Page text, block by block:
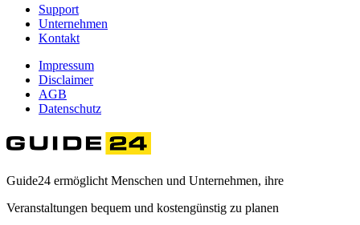
Support
Unternehmen
Kontakt
Impressum
Disclaimer
AGB
Datenschutz
Guide24 ermöglicht Menschen und Unternehmen, ihre
Veranstaltungen bequem und kostengünstig zu planen